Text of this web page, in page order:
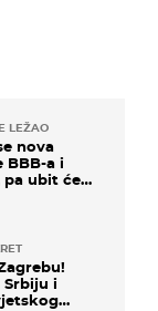
LEŽAO
nova
BBB-a i
pa ubit će
Srbiju i